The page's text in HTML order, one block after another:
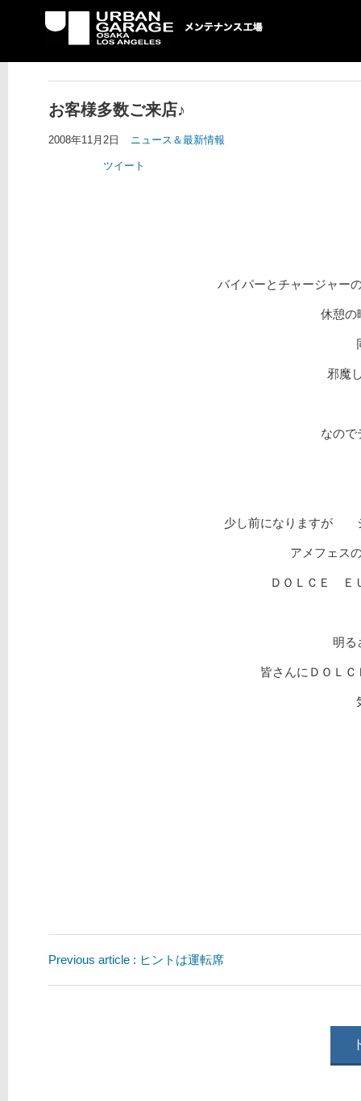
UG メンテナンス工場
お客様多数ご来店♪
2008年11月2日 ニュース＆最新情報
ツイート
バイパーとチャージャー
休憩の
邪魔
なので
少し前になりますが
アメフェス
ＤＯＬＣＥ Ｅ
明る
皆さんにＤＯＬ
Previous article : ヒントは運転席